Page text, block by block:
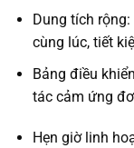
Dung tích
cùng lúc, tiết
Bảng điều
tác cảm ứng
Hẹn giờ linh